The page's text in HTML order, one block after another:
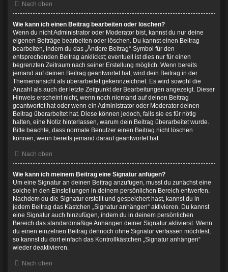
Nach oben
Wie kann ich einen Beitrag bearbeiten oder löschen?
Wenn du nicht Administrator oder Moderator bist, kannst du nur deine
eigenen Beiträge bearbeiten oder löschen. Du kannst einen Beitrag
bearbeiten, indem du das „Ändere Beitrag“-Symbol für den
entsprechenden Beitrag anklickst; eventuell ist dies nur für einen
begrenzten Zeitraum nach seiner Erstellung möglich. Wenn bereits
jemand auf deinen Beitrag geantwortet hat, wird dein Beitrag in der
Themenansicht als überarbeitet gekennzeichnet. Es wird sowohl die
Anzahl als auch der letzte Zeitpunkt der Bearbeitungen angezeigt. Dieser
Hinweis erscheint nicht, wenn noch niemand auf deinen Beitrag
geantwortet hat oder wenn ein Administrator oder Moderator deinen
Beitrag überarbeitet hat. Diese können jedoch, falls sie es für nötig
halten, eine Notiz hinterlassen, warum dein Beitrag überarbeitet wurde.
Bitte beachte, dass normale Benutzer einen Beitrag nicht löschen
können, wenn bereits jemand darauf geantwortet hat.
Nach oben
Wie kann ich meinem Beitrag eine Signatur anfügen?
Um eine Signatur an deinen Beitrag anzufügen, musst du zunächst eine
solche in den Einstellungen in deinem persönlichen Bereich entwerfen.
Nachdem du die Signatur erstellt und gespeichert hast, kannst du in
jedem Beitrag das Kästchen „Signatur anhängen“ aktivieren. Du kannst
eine Signatur auch hinzufügen, indem du in deinem persönlichen
Bereich das standardmäßige Anhängen deiner Signatur aktivierst. Wenn
du einen einzelnen Beitrag dennoch ohne Signatur verfassen möchtest,
so kannst du dort einfach das Kontrollkästchen „Signatur anhängen“
wieder deaktivieren.
Nach oben